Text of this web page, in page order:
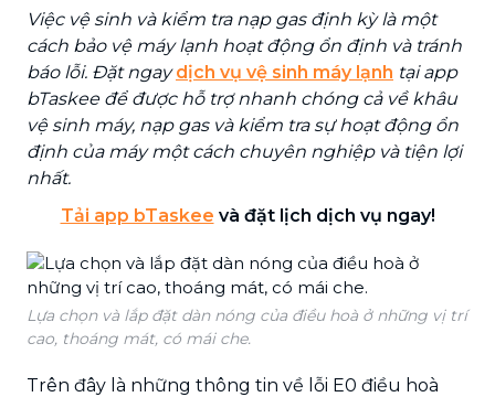
Việc vệ sinh và kiểm tra nạp gas định kỳ là một
cách bảo vệ máy lạnh hoạt động ổn định và tránh
báo lỗi. Đặt ngaydịch vụ vệ sinh máy lạnh tại app
bTaskee để được hỗ trợ nhanh chóng cả về khâu
vệ sinh máy, nạp gas và kiểm tra sự hoạt động ổn
định của máy một cách chuyên nghiệp và tiện lợi
nhất.
Tải app bTaskee và đặt lịch dịch vụ ngay!
Lựa chọn và lắp đặt dàn nóng của điều hoà ở những vị trí
cao, thoáng mát, có mái che.
Trên đây là những thông tin về lỗi E0 điều hoà